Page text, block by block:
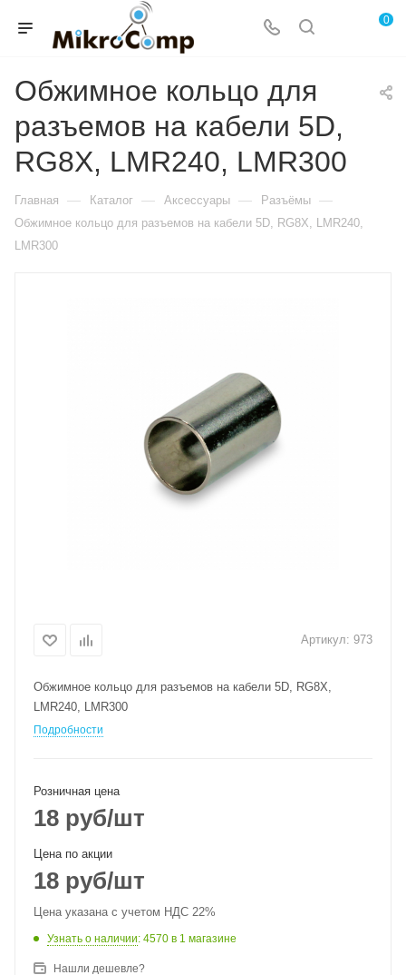
0
Обжимное кольцо для
разъемов на кабели 5D,
RG8X, LMR240, LMR300
Главная — Каталог — Аксессуары — Разъёмы —
Обжимное кольцо для разъемов на кабели 5D, RG8X, LMR240,
LMR300
Артикул: 973
Обжимное кольцо для разъемов на кабели 5D, RG8X,
LMR240, LMR300
Подробности
Розничная цена
18 руб/шт
Цена по акции
18 руб/шт
Цена указана с учетом НДС 22%
Узнать о наличии: 4570 в 1 магазине
Нашли дешевле?